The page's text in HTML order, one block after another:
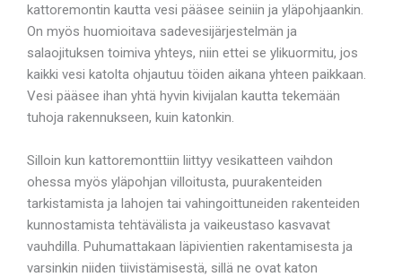
kattoremontin kautta vesi pääsee seiniin ja yläpohjaankin.
On myös huomioitava sadevesijärjestelmän ja
salaojituksen toimiva yhteys, niin ettei se ylikuormitu, jos
kaikki vesi katolta ohjautuu töiden aikana yhteen paikkaan.
Vesi pääsee ihan yhtä hyvin kivijalan kautta tekemään
tuhoja rakennukseen, kuin katonkin.
Silloin kun kattoremonttiin liittyy vesikatteen vaihdon
ohessa myös yläpohjan villoitusta, puurakenteiden
tarkistamista ja lahojen tai vahingoittuneiden rakenteiden
kunnostamista tehtävälista ja vaikeustaso kasvavat
vauhdilla. Puhumattakaan läpivientien rakentamisesta ja
varsinkin niiden tiivistämisestä, sillä ne ovat katon